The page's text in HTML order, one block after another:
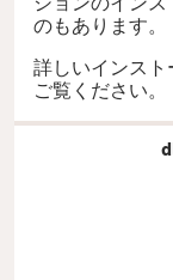
のもあります。
詳しいインス
ご覧ください。